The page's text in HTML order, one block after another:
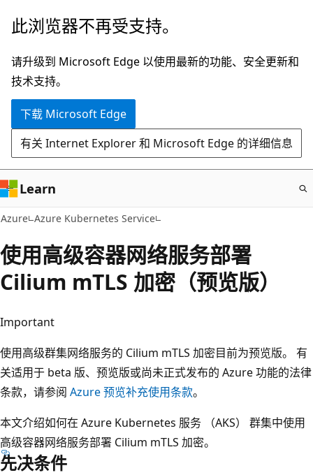
跳
主
要
内
此浏览器不再受支持。
请升级到 Microsoft Edge 以使用最新的功能、安全更新和
技术支持。
下载 Microsoft Edge
有关 Internet Explorer 和 Microsoft Edge 的详细信息
Learn
Azure Azure Kubernetes Service
使用高级容器网络服务部署
Cilium mTLS 加密（预览版）
Important
使用高级群集网络服务的 Cilium mTLS 加密目前为预览版。 有
关适用于 beta 版、预览版或尚未正式发布的 Azure 功能的法律
条款，请参阅 Azure 预览补充使用条款。
本文介绍如何在 Azure Kubernetes 服务 （AKS） 群集中使用
高级容器网络服务部署 Cilium mTLS 加密。
先决条件